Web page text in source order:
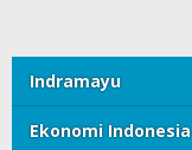
Indramayu
Ekonomi Indonesia